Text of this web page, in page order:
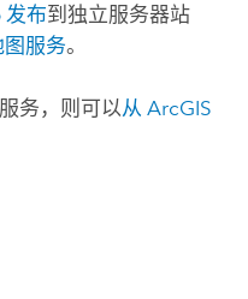
发布到独立服务器站
服务。
务，则可以从 ArcGIS